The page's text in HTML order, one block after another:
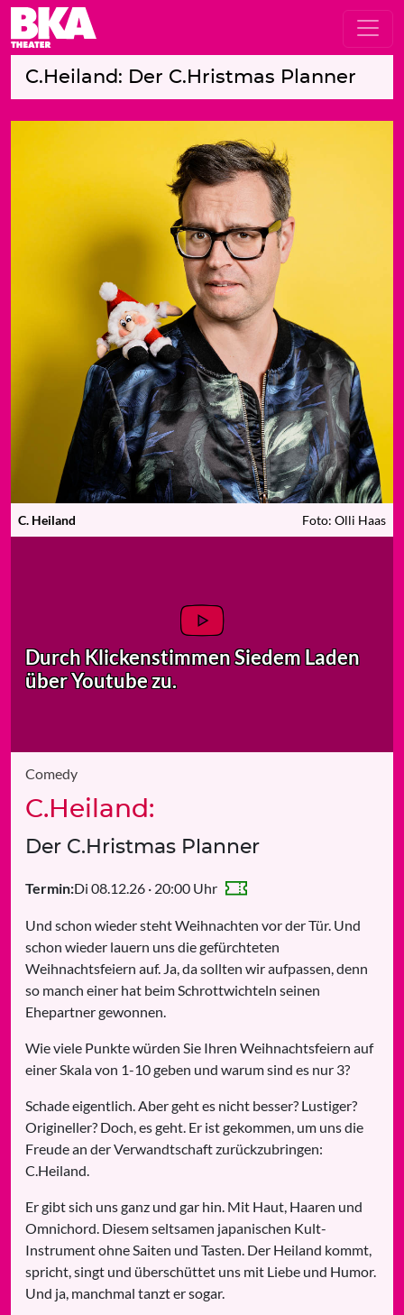
C.Heiland: Der C.Hristmas Planner
C. Heiland Foto: Olli Haas
Durch Klickenstimmen Siedem Laden
über Youtube zu.
Comedy
C.Heiland:
Der C.Hristmas Planner
Termin:Di 08.12.26 · 20:00 Uhr
Und schon wieder steht Weihnachten vor der Tür. Und
schon wieder lauern uns die gefürchteten
Weihnachtsfeiern auf. Ja, da sollten wir aufpassen, denn
so manch einer hat beim Schrottwichteln seinen
Ehepartner gewonnen.
Wie viele Punkte würden Sie Ihren Weihnachtsfeiern auf
einer Skala von 1-10 geben und warum sind es nur 3?
Schade eigentlich. Aber geht es nicht besser? Lustiger?
Origineller? Doch, es geht. Er ist gekommen, um uns die
Freude an der Verwandtschaft zurückzubringen:
C.Heiland.
Er gibt sich uns ganz und gar hin. Mit Haut, Haaren und
Omnichord. Diesem seltsamen japanischen Kult-
Instrument ohne Saiten und Tasten. Der Heiland kommt,
spricht, singt und überschüttet uns mit Liebe und Humor.
Und ja, manchmal tanzt er sogar.